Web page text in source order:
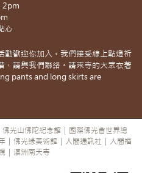
2pm
心
動歡迎你加入。我們接受線上點燈祈
，請與我們聯絡。請來寺的大眾衣著
pants and long skirts are
佛光山佛陀紀念館
國際佛光會世界總
佛光緣美術館 人間通訊社
人間福
澳洲南天寺